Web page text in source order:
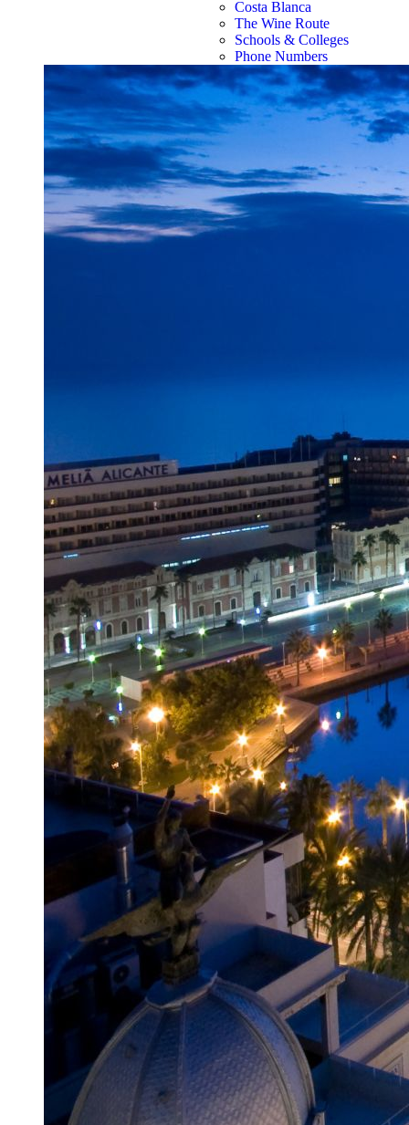
Costa Blanca
The Wine Route
Schools & Colleges
Phone Numbers